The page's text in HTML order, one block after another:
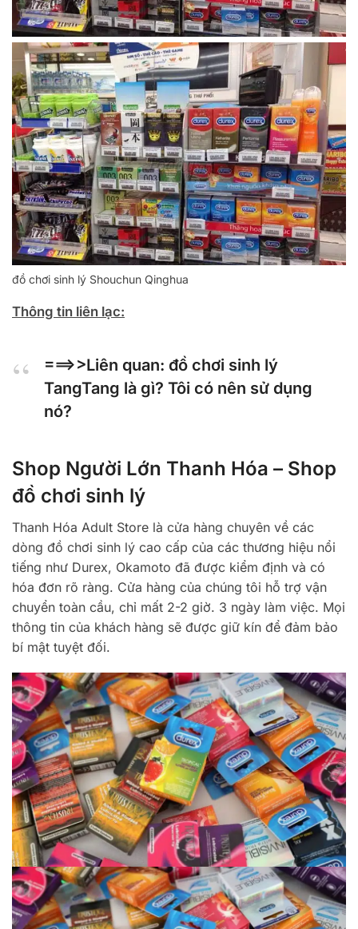
đồ chơi sinh lý Shouchun Qinghua
Thông tin liên lạc:
===>>Liên quan: đồ chơi sinh lý
TangTang là gì? Tôi có nên sử dụng
nó?
Shop Người Lớn Thanh Hóa – Shop
đồ chơi sinh lý
Thanh Hóa Adult Store là cửa hàng chuyên về các
dòng đồ chơi sinh lý cao cấp của các thương hiệu nổi
tiếng như Durex, Okamoto đã được kiểm định và có
hóa đơn rõ ràng. Cửa hàng của chúng tôi hỗ trợ vận
chuyển toàn cầu, chỉ mất 2-2 giờ. 3 ngày làm việc. Mọi
thông tin của khách hàng sẽ được giữ kín để đảm bảo
bí mật tuyệt đối.